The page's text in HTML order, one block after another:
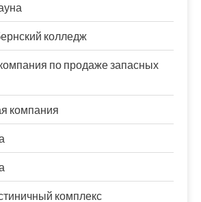
колледж
по продаже запасных
компания
комплекс